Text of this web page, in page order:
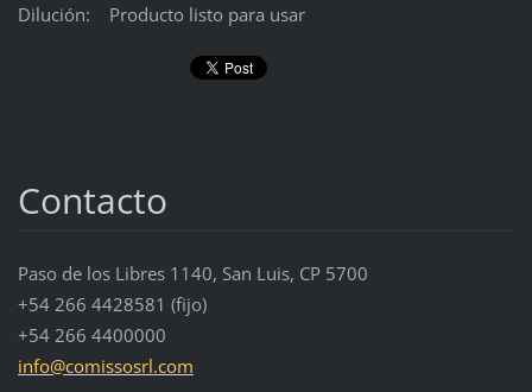
Dilución: Producto listo para usar
Contacto
Paso de los Libres 1140, San Luis, CP 5700
+54 266 4428581 (fijo)
+54 266 4400000
info@comissosrl.com